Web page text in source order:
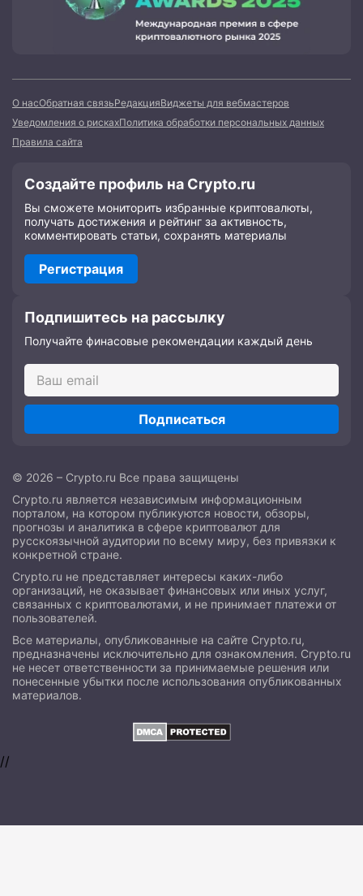
О насОбратная связьРедакцияВиджеты для вебмастеров
Уведомления о рискахПолитика обработки персональных данных
Правила сайта
Создайте профиль на Crypto.ru
Вы сможете мониторить избранные криптовалюты,
получать достижения и рейтинг за активность,
комментировать статьи, сохранять материалы
Регистрация
Подпишитесь на рассылку
Получайте финасовые рекомендации каждый день
Подписаться
© 2026 – Crypto.ru Все права защищены
Crypto.ru является независимым информационным
порталом, на котором публикуются новости, обзоры,
прогнозы и аналитика в сфере криптовалют для
русскоязычной аудитории по всему миру, без привязки к
конкретной стране.
Crypto.ru не представляет интересы каких-либо
организаций, не оказывает финансовых или иных услуг,
связанных с криптовалютами, и не принимает платежи от
пользователей.
Все материалы, опубликованные на сайте Crypto.ru,
предназначены исключительно для ознакомления. Crypto.ru
не несет ответственности за принимаемые решения или
понесенные убытки после использования опубликованных
материалов.
//